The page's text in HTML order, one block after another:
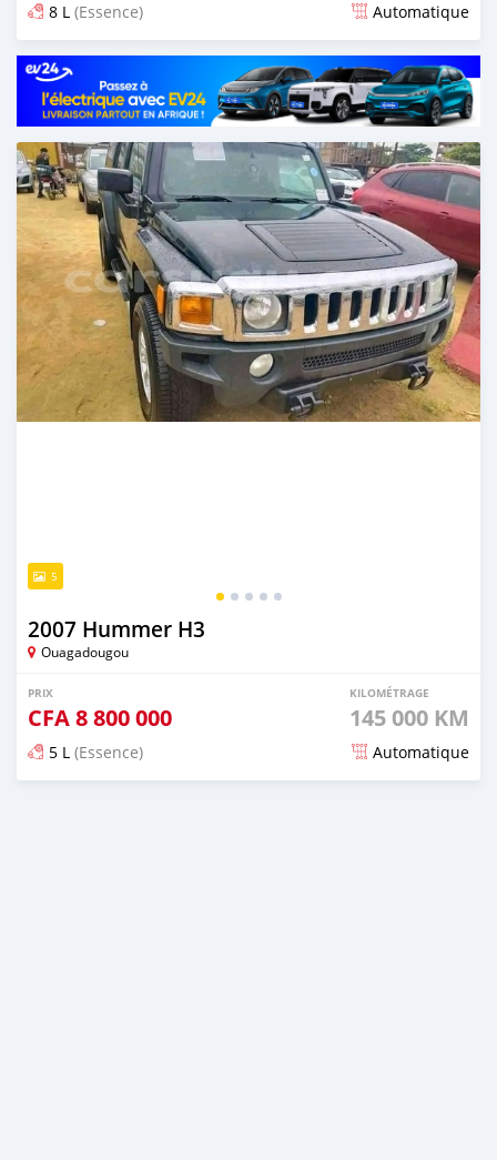
8 L (Essence) Automatique
Publié il y a plus de 3 ans
5
2007 Hummer H3
Ouagadougou
PRIX
CFA8 800 000
KILOMÉTRAGE
145 000 KM
5 L (Essence) Automatique